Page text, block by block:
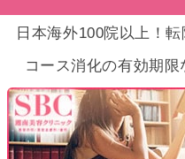
日本海外100院以上！転
コース消化の有効期限